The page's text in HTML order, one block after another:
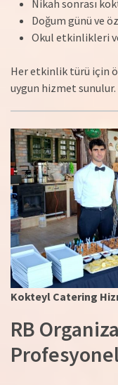
Nikah sonrası
Doğum günü ve
Okul etkinlikleri
Her etkinlik türü için
uygun hizmet sunulur.
Kokteyl Catering
RB